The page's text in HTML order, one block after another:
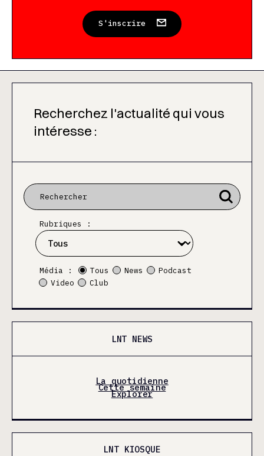
S'inscrire
Recherchez l'actualité qui vous
intéresse :
Rubriques :
Média : Tous News
Podcast
Video
Club
LNT NEWS
La quotidienne
Cette semaine
Explorer
LNT KIOSQUE